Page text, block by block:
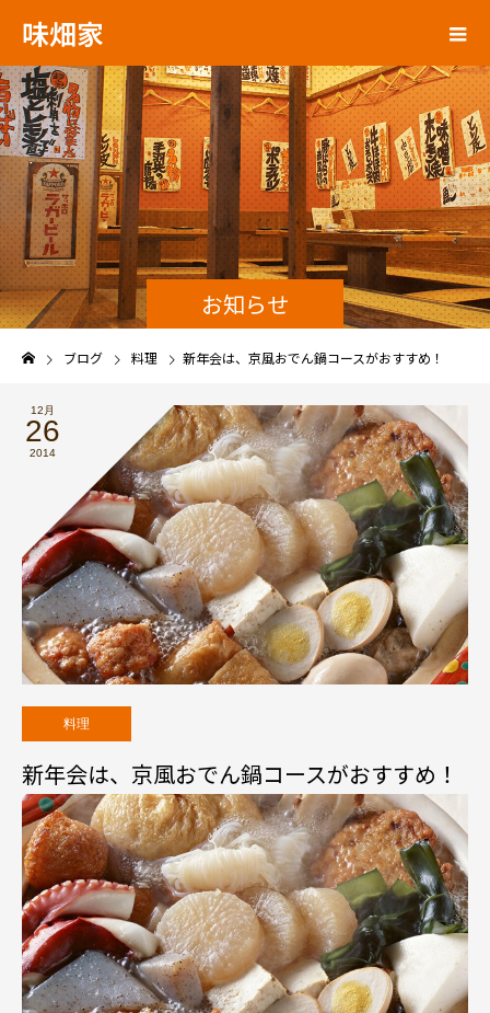
味畑家
お知らせ
ブログ 料理 新年会は、京風おでん鍋コースがおすすめ！
12月
26
2014
料理
新年会は、京風おでん鍋コースがおすすめ！